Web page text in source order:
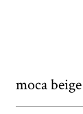
moca beige